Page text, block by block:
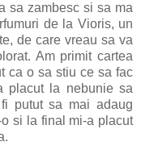
sa zambesc si sa ma
de la Vioris, un
de care vreau sa va
Am primit cartea
ca o sa stiu ce sa fac
placut la nebunie sa
putut sa mai adaug
si la final mi-a placut